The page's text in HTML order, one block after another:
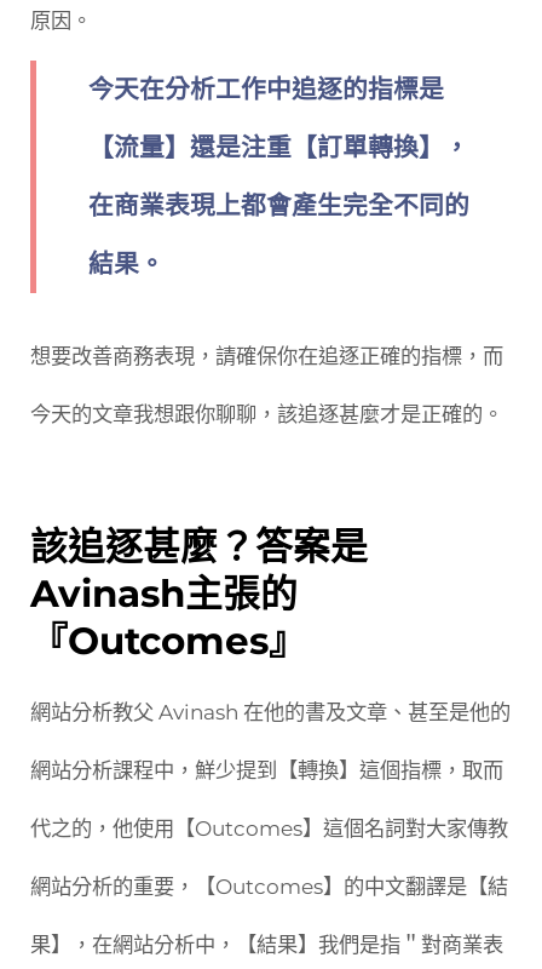
原因。
今天在分析工作中追逐的指標是
【流量】還是注重【訂單轉換】，
在商業表現上都會產生完全不同的
結果。
想要改善商務表現，請確保你在追逐正確的指標，而
今天的文章我想跟你聊聊，該追逐甚麼才是正確的。
該追逐甚麼？答案是
Avinash主張的
『Outcomes』
網站分析教父 Avinash 在他的書及文章、甚至是他的
網站分析課程中，鮮少提到【轉換】這個指標，取而
代之的，他使用【Outcomes】這個名詞對大家傳教
網站分析的重要，【Outcomes】的中文翻譯是【結
果】，在網站分析中，【結果】我們是指＂對商業表